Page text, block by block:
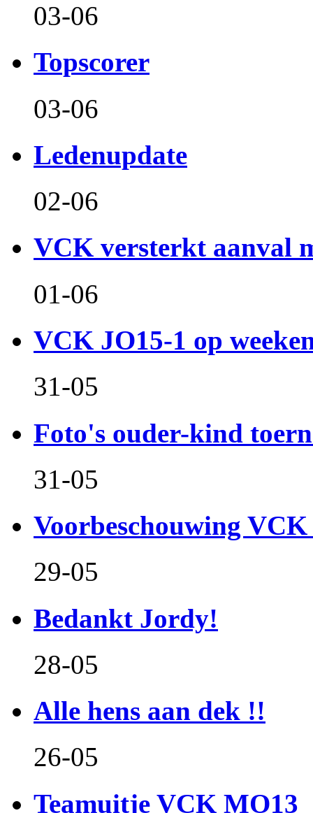
03-06
Topscorer
03-06
Ledenupdate
02-06
VCK versterkt aanval
01-06
VCK JO15-1 op
31-05
Foto's ouder-kind
31-05
Voorbeschouwing VCK
29-05
Bedankt Jordy!
28-05
Alle hens aan dek !!
26-05
Teamuitje VCK MO13